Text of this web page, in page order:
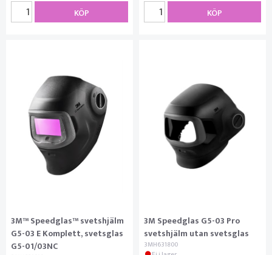
KÖP KÖP
3M™ Speedglas™ svetshjälm
G5-03 E Komplett, svetsglas
G5-01/03NC
3M Speedglas G5-03 Pro
svetshjälm utan svetsglas
3MH631800